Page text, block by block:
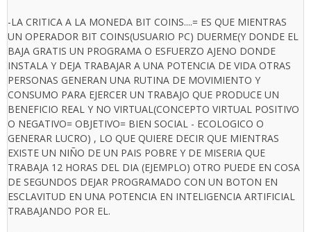
-LA CRITICA A LA MONEDA BIT COINS....= ES QUE MIENTRAS
UN OPERADOR BIT COINS(USUARIO PC) DUERME(Y DONDE EL
BAJA GRATIS UN PROGRAMA O ESFUERZO AJENO DONDE
INSTALA Y DEJA TRABAJAR A UNA POTENCIA DE VIDA OTRAS
PERSONAS GENERAN UNA RUTINA DE MOVIMIENTO Y
CONSUMO PARA EJERCER UN TRABAJO QUE PRODUCE UN
BENEFICIO REAL Y NO VIRTUAL(CONCEPTO VIRTUAL POSITIVO
O NEGATIVO= OBJETIVO= BIEN SOCIAL - ECOLOGICO O
GENERAR LUCRO) , LO QUE QUIERE DECIR QUE MIENTRAS
EXISTE UN NIÑO DE UN PAIS POBRE Y DE MISERIA QUE
TRABAJA 12 HORAS DEL DIA (EJEMPLO) OTRO PUEDE EN COSA
DE SEGUNDOS DEJAR PROGRAMADO CON UN BOTON EN
ESCLAVITUD EN UNA POTENCIA EN INTELIGENCIA ARTIFICIAL
TRABAJANDO POR EL.